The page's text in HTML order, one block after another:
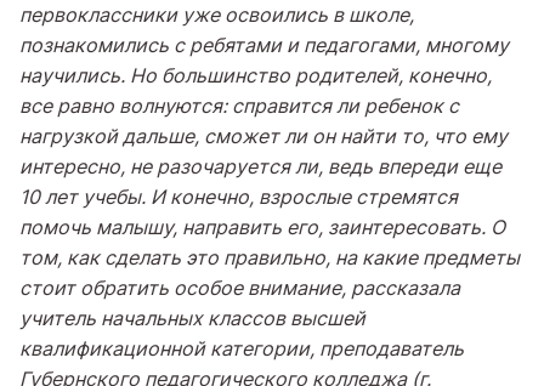
первоклассники уже освоились в школе,
познакомились с ребятами и педагогами, многому
научились. Но большинство родителей, конечно,
все равно волнуются: справится ли ребенок с
нагрузкой дальше, сможет ли он найти то, что ему
интересно, не разочаруется ли, ведь впереди еще
10 лет учебы. И конечно, взрослые стремятся
помочь малышу, направить его, заинтересовать. О
том, как сделать это правильно, на какие предметы
стоит обратить особое внимание, рассказала
учитель начальных классов высшей
квалификационной категории, преподаватель
Губернского педагогического колледжа (г.